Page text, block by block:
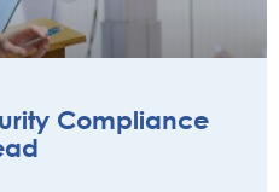
Compliance